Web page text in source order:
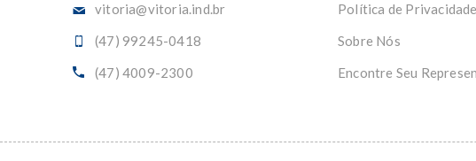
vitoria@vitoria.ind.br
(47) 99245-0418
(47) 4009-2300
Política de Privacidade
Sobre Nós
Encontre Seu